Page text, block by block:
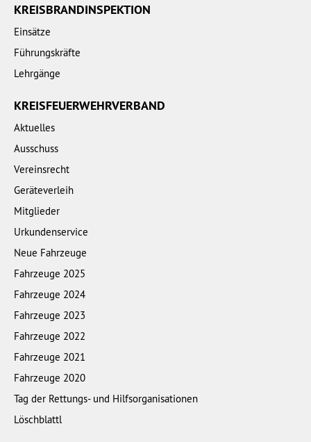
KREISBRANDINSPEKTION
Einsätze
Führungskräfte
Lehrgänge
KREISFEUERWEHRVERBAND
Aktuelles
Ausschuss
Vereinsrecht
Geräteverleih
Mitglieder
Urkundenservice
Neue Fahrzeuge
Fahrzeuge 2025
Fahrzeuge 2024
Fahrzeuge 2023
Fahrzeuge 2022
Fahrzeuge 2021
Fahrzeuge 2020
Tag der Rettungs- und Hilfsorganisationen
Löschblattl